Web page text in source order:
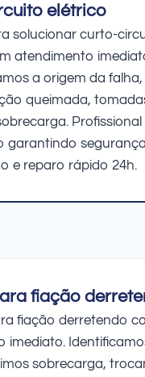
elétrico
solucionar curto-
atendimento
a origem da falha,
queimada,
Profissional
garantindo
e reparo rápido 24h.
fiação
fiação derretendo
imediato.
sobrecarga,